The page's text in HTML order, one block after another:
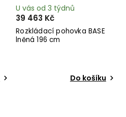
Rozkládací pohovka BASE
lněná 196 cm
U vás od 3 týdnů
39 463 Kč
Do košíku